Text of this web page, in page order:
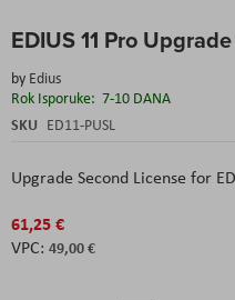
EDIUS 11 Pro
by Edius
Rok Isporuke: 7-10 DANA
SKU ED11-PUSL
Upgrade Second License for
61,25 €
49,00 €
to
beginning
of
the